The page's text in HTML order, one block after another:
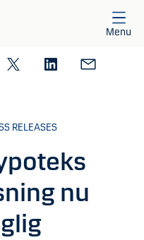
Menu
RELEASES
nu